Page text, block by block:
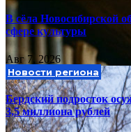
В сёла Новосибирской
сфере культуры
Авг 7, 2026
Новости региона
Бердский подросток
3,5 миллиона рублей